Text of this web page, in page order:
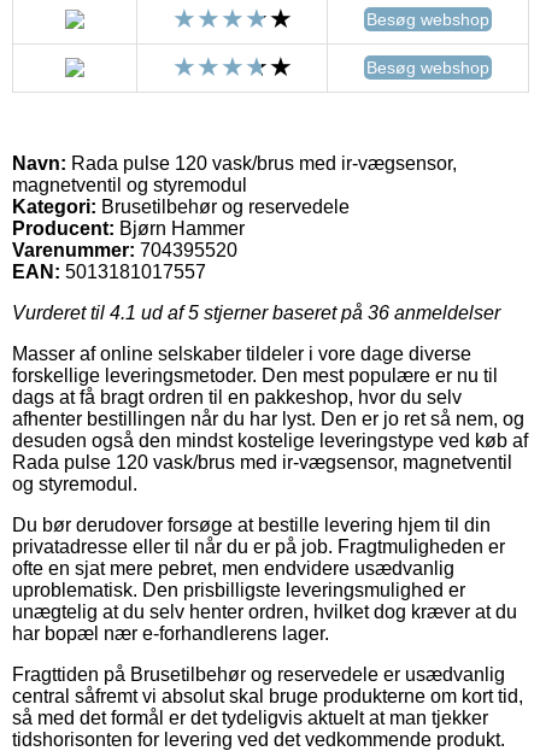
Besøg webshop
Besøg webshop
Navn: Rada pulse 120 vask/brus med ir-vægsensor,
magnetventil og styremodul
Kategori: Brusetilbehør og reservedele
Producent: Bjørn Hammer
Varenummer: 704395520
EAN: 5013181017557
Vurderet til 4.1 ud af 5 stjerner baseret på 36 anmeldelser
Masser af online selskaber tildeler i vore dage diverse
forskellige leveringsmetoder. Den mest populære er nu til
dags at få bragt ordren til en pakkeshop, hvor du selv
afhenter bestillingen når du har lyst. Den er jo ret så nem, og
desuden også den mindst kostelige leveringstype ved køb af
Rada pulse 120 vask/brus med ir-vægsensor, magnetventil
og styremodul.
Du bør derudover forsøge at bestille levering hjem til din
privatadresse eller til når du er på job. Fragtmuligheden er
ofte en sjat mere pebret, men endvidere usædvanlig
uproblematisk. Den prisbilligste leveringsmulighed er
unægtelig at du selv henter ordren, hvilket dog kræver at du
har bopæl nær e-forhandlerens lager.
Fragttiden på Brusetilbehør og reservedele er usædvanlig
central såfremt vi absolut skal bruge produkterne om kort tid,
så med det formål er det tydeligvis aktuelt at man tjekker
tidshorisonten for levering ved det vedkommende produkt.